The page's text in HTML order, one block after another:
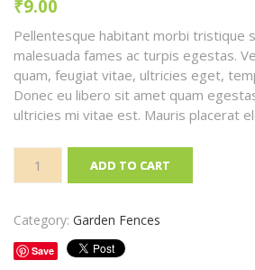
₹9.00
Pellentesque habitant morbi tristique
malesuada fames ac turpis egestas.
quam, feugiat vitae, ultricies eget,
Donec eu libero sit amet quam
ultricies mi vitae est. Mauris placerat
Border
Fences
quantity
ADD TO CART
Category: Garden Fences
Save